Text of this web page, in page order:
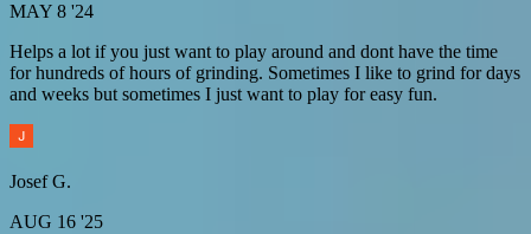
MAY 8 '24
Helps a lot if you just want to play around and dont have the time
for hundreds of hours of grinding. Sometimes I like to grind for days
and weeks but sometimes I just want to play for easy fun.
Josef G.
AUG 16 '25